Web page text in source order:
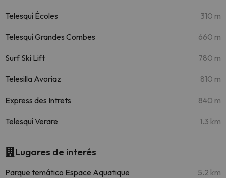
Telesquí Écoles 310 m
Telesquí Grandes Combes 660 m
Surf Ski Lift 780 m
Telesilla Avoriaz 810 m
Express des Intrets 840 m
Telesquí Verare 1.3 km
Lugares de interés
Parque temático Espace Aquatique 5.2 km